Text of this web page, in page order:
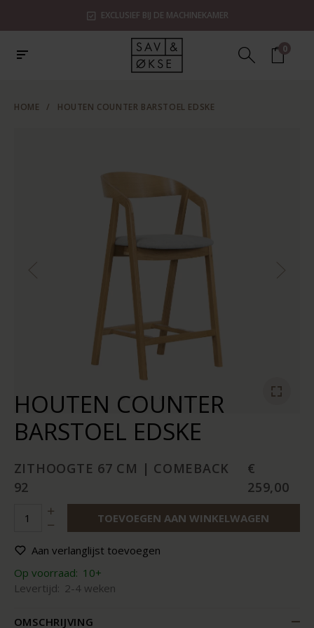
EXCLUSIEF BIJ DE MACHINEKAMER
0
HOME / HOUTEN COUNTER BARSTOEL EDSKE
HOUTEN COUNTER
BARSTOEL EDSKE
ZITHOOGTE 67 CM | COMEBACK
92
€
259,00
TOEVOEGEN AAN WINKELWAGEN
Aan verlanglijst toevoegen
Op voorraad: 10+
Levertijd: 2-4 weken
OMSCHRIJVING